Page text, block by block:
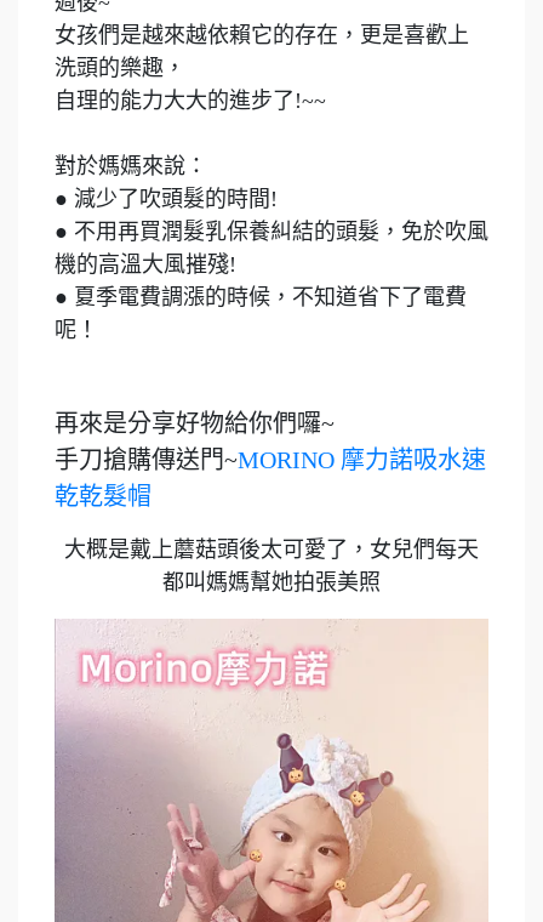
女孩們是越來越依賴它的存在，更是喜歡上
洗頭的樂趣，
自理的能力大大的進步了!~~
對於媽媽來說：
● 減少了吹頭髮的時間!
​● 不用再買潤髮乳保養糾結的頭髮，免於吹風
機的高溫大風摧殘!
● ​夏季電費調漲的時候，不知道省下了電費
呢！
再來是分享好物給你們囉~
手刀搶購傳送門~MORINO 摩力諾吸水速
乾乾髮帽
大概是戴上蘑菇頭後太可愛了，女兒們每天
都叫媽媽幫她拍張美照